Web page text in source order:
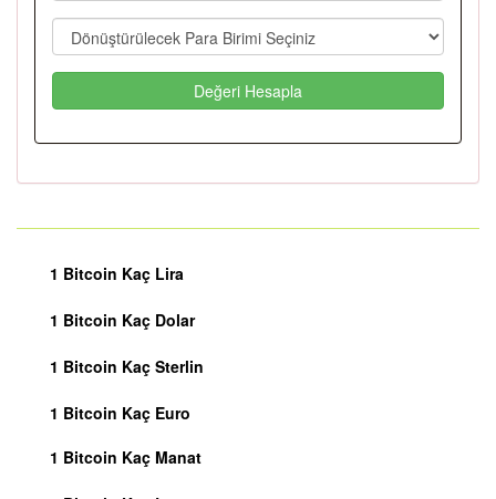
Değeri Hesapla
1 Bitcoin Kaç Lira
1 Bitcoin Kaç Dolar
1 Bitcoin Kaç Sterlin
1 Bitcoin Kaç Euro
1 Bitcoin Kaç Manat